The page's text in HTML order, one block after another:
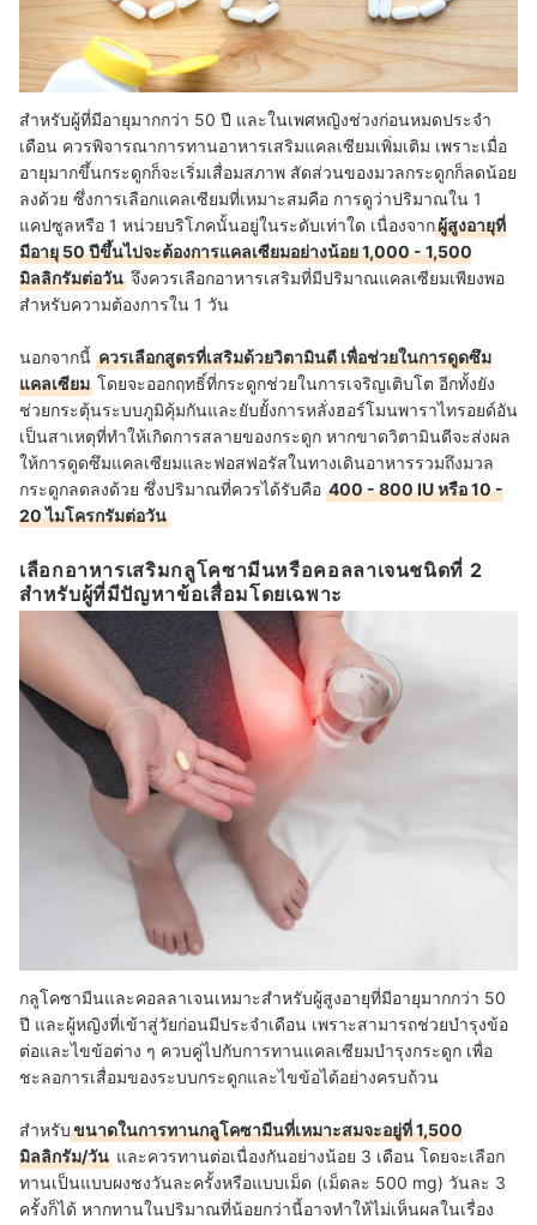
สำหรับผู้ที่มีอายุมากกว่า 50 ปี และในเพศหญิงช่วงก่อนหมดประจำ
เดือน ควรพิจารณาการทานอาหารเสริมแคลเซียมเพิ่มเติม เพราะเมื่อ
อายุมากขึ้นกระดูกก็จะเริ่มเสื่อมสภาพ สัดส่วนของมวลกระดูกก็ลดน้อย
ลงด้วย ซึ่งการเลือกแคลเซียมที่เหมาะสมคือ การดูว่าปริมาณใน 1
แคปซูลหรือ 1 หน่วยบริโภคนั้นอยู่ในระดับเท่าใด เนื่องจากผู้สูงอายุที่
มีอายุ 50 ปีขึ้นไปจะต้องการแคลเซียมอย่างน้อย 1,000 - 1,500
มิลลิกรัมต่อวัน จึงควรเลือกอาหารเสริมที่มีปริมาณแคลเซียมเพียงพอ
สำหรับความต้องการใน 1 วัน
นอกจากนี้ ควรเลือกสูตรที่เสริมด้วยวิตามินดี เพื่อช่วยในการดูดซึม
แคลเซียม โดยจะออกฤทธิ์ที่กระดูกช่วยในการเจริญเติบโต อีกทั้งยัง
ช่วยกระตุ้นระบบภูมิคุ้มกันและยับยั้งการหลั่งฮอร์โมนพาราไทรอยด์อัน
เป็นสาเหตุที่ทำให้เกิดการสลายของกระดูก หากขาดวิตามินดีจะส่งผล
ให้การดูดซึมแคลเซียมและฟอสฟอรัสในทางเดินอาหารรวมถึงมวล
กระดูกลดลงด้วย ซึ่งปริมาณที่ควรได้รับคือ 400 - 800 IU หรือ 10 -
20 ไมโครกรัมต่อวัน
เลือกอาหารเสริมกลูโคซามีนหรือคอลลาเจนชนิดที่ 2
สำหรับผู้ที่มีปัญหาข้อเสื่อมโดยเฉพาะ
กลูโคซามีนและคอลลาเจนเหมาะสำหรับผู้สูงอายุที่มีอายุมากกว่า 50
ปี และผู้หญิงที่เข้าสู่วัยก่อนมีประจำเดือน เพราะสามารถช่วยบำรุงข้อ
ต่อและไขข้อต่าง ๆ ควบคู่ไปกับการทานแคลเซียมบำรุงกระดูก เพื่อ
ชะลอการเสื่อมของระบบกระดูกและไขข้อได้อย่างครบถ้วน
สำหรับขนาดในการทานกลูโคซามีนที่เหมาะสมจะอยู่ที่ 1,500
มิลลิกรัม/วัน และควรทานต่อเนื่องกันอย่างน้อย 3 เดือน โดยจะเลือก
ทานเป็นแบบผงชงวันละครั้งหรือแบบเม็ด (เม็ดละ 500 mg) วันละ 3
ครั้งก็ได้ หากทานในปริมาณที่น้อยกว่านี้อาจทำให้ไม่เห็นผลในเรื่อง